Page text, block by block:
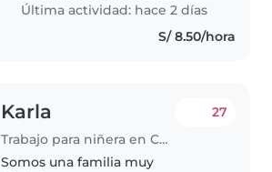
Última actividad: hace 2 días
S/ 8.50/hora
Karla
Trabajo para niñera en Chiclayo
27
Somos una familia muy